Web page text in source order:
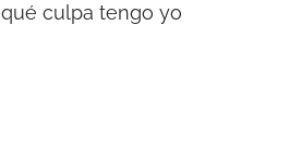
qué culpa tengo yo